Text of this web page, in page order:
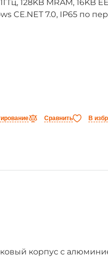
128KB MRAM, 16KB
CE.NET 7.0, IP65 по
Сравнить В
корпус с